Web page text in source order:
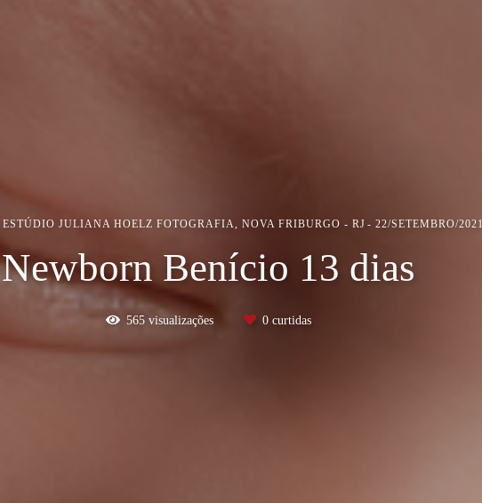
ESTÚDIO JULIANA HOELZ FOTOGRAFIA, NOVA FRIBURGO - RJ 22/SETEMBRO/2021
Newborn Benício 13 dias
565visualizações 0curtidas